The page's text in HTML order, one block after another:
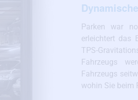
Parken war
erleichtert das
TPS-
Fahrzeugs
Fahrzeugs
wohin Sie beim